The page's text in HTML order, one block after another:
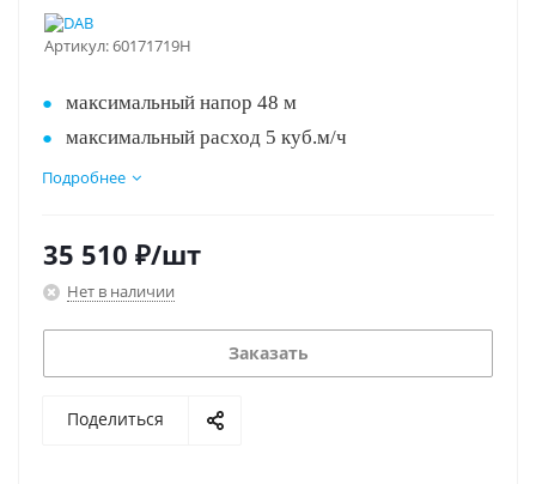
Артикул:60171719H
максимальный напор 48 м
максимальный расход 5 куб.м/ч
корпус из чугуна
Подробнее
35 510 ₽/шт
Нет в наличии
Заказать
Поделиться